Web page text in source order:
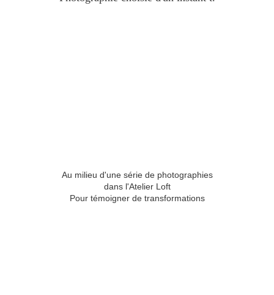
Au milieu d'une série de photographies
dans l'Atelier Loft
Pour témoigner de transformations